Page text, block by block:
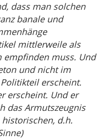
dass man solchen
banale und
mittlerweile als
empfinden muss. Und
und nicht im
erscheint.
erscheint. Und er
das Armutszeugnis
d.h.